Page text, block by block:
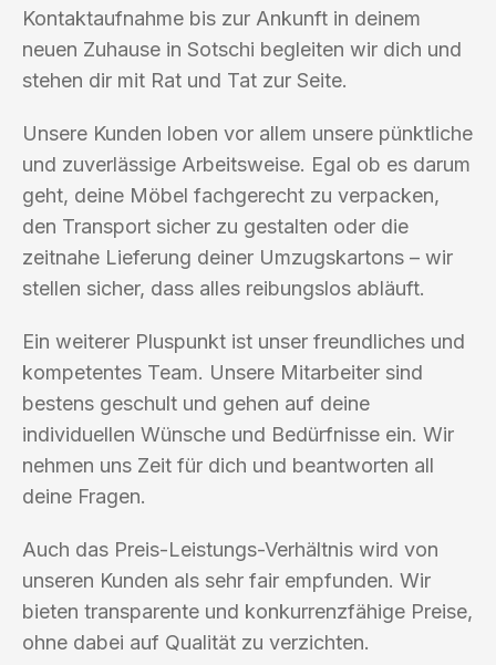
Kontaktaufnahme bis zur Ankunft in deinem
neuen Zuhause in Sotschi begleiten wir dich und
stehen dir mit Rat und Tat zur Seite.
Unsere Kunden loben vor allem unsere pünktliche
und zuverlässige Arbeitsweise. Egal ob es darum
geht, deine Möbel fachgerecht zu verpacken,
den Transport sicher zu gestalten oder die
zeitnahe Lieferung deiner Umzugskartons – wir
stellen sicher, dass alles reibungslos abläuft.
Ein weiterer Pluspunkt ist unser freundliches und
kompetentes Team. Unsere Mitarbeiter sind
bestens geschult und gehen auf deine
individuellen Wünsche und Bedürfnisse ein. Wir
nehmen uns Zeit für dich und beantworten all
deine Fragen.
Auch das Preis-Leistungs-Verhältnis wird von
unseren Kunden als sehr fair empfunden. Wir
bieten transparente und konkurrenzfähige Preise,
ohne dabei auf Qualität zu verzichten.